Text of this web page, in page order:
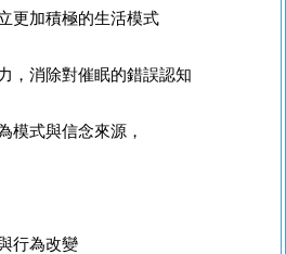
更加積極的生活模式
，消除對催眠的錯誤認知
模式與信念來源，
行為改變